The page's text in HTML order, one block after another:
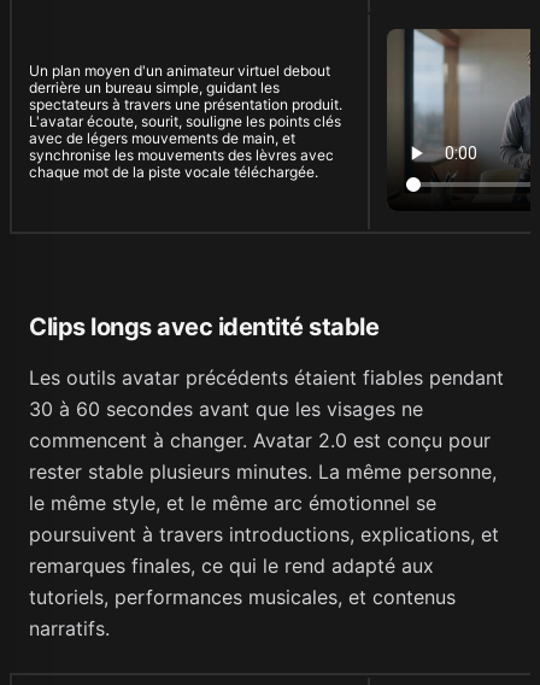
Un plan moyen d'un animateur virtuel debout
derrière un bureau simple, guidant les
spectateurs à travers une présentation produit.
L'avatar écoute, sourit, souligne les points clés
avec de légers mouvements de main, et
synchronise les mouvements des lèvres avec
chaque mot de la piste vocale téléchargée.
Clips longs avec identité stable
Les outils avatar précédents étaient fiables pendant
30 à 60 secondes avant que les visages ne
commencent à changer. Avatar 2.0 est conçu pour
rester stable plusieurs minutes. La même personne,
le même style, et le même arc émotionnel se
poursuivent à travers introductions, explications, et
remarques finales, ce qui le rend adapté aux
tutoriels, performances musicales, et contenus
narratifs.